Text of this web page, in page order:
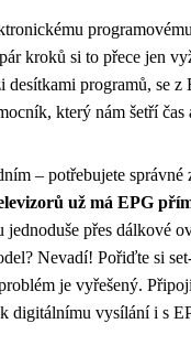
kroků si to přece jen
desítkami programů, se z
který nám šetří čas
– potřebujete správné
už má EPG
jednoduše přes dálkové
Nevadí! Pořiďte si
je vyřešený.
digitálnímu vysílání i s